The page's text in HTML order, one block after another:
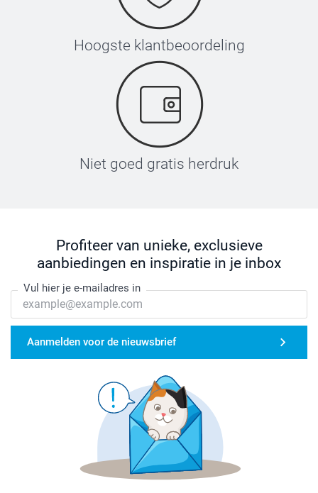
Hoogste klantbeoordeling
Niet goed gratis herdruk
Profiteer van unieke, exclusieve
aanbiedingen en inspiratie in je inbox
Vul hier je e-mailadres in
Aanmelden voor de nieuwsbrief